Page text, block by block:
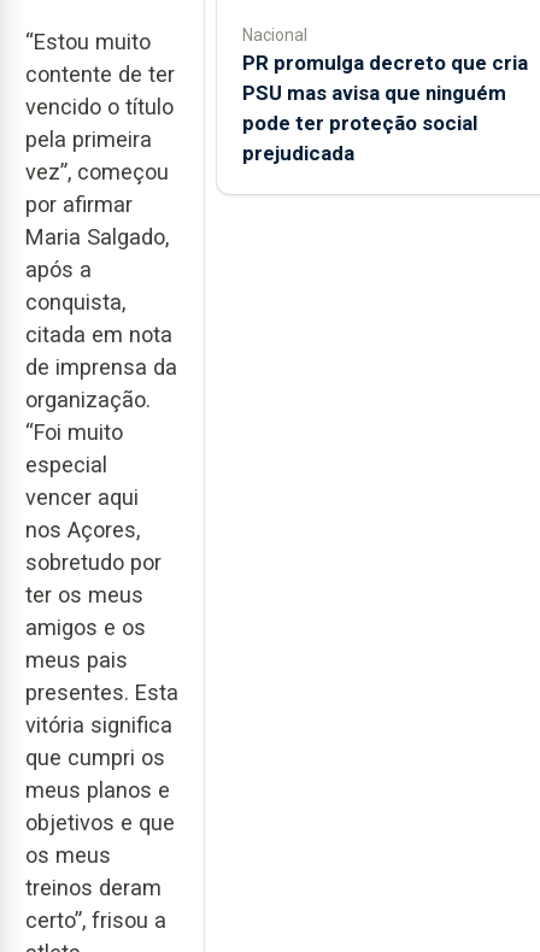
“Estou muito
contente de ter
vencido o título
pela primeira
vez”, começou
por afirmar
Maria Salgado,
após a
conquista,
citada em nota
de imprensa da
organização.
“Foi muito
especial
vencer aqui
nos Açores,
sobretudo por
ter os meus
amigos e os
meus pais
presentes. Esta
vitória significa
que cumpri os
meus planos e
objetivos e que
os meus
treinos deram
certo”, frisou a
Nacional
PR promulga decreto que cria
PSU mas avisa que ninguém
pode ter proteção social
prejudicada